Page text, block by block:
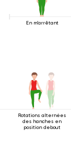
En m'arrêtant
Rotations alternées
des hanches en
position debout